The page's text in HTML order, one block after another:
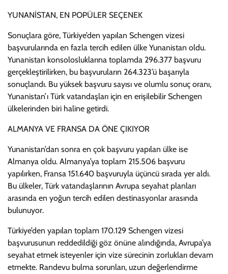
YUNANİSTAN, EN POPÜLER SEÇENEK
Sonuçlara göre, Türkiye’den yapılan Schengen vizesi
başvurularında en fazla tercih edilen ülke Yunanistan oldu.
Yunanistan konsolosluklarına toplamda 296.377 başvuru
gerçekleştirilirken, bu başvuruların 264.323’ü başarıyla
sonuçlandı. Bu yüksek başvuru sayısı ve olumlu sonuç oranı,
Yunanistan’ı Türk vatandaşları için en erişilebilir Schengen
ülkelerinden biri haline getirdi.
ALMANYA VE FRANSA DA ÖNE ÇIKIYOR
Yunanistan’dan sonra en çok başvuru yapılan ülke ise
Almanya oldu. Almanya’ya toplam 215.506 başvuru
yapılırken, Fransa 151.640 başvuruyla üçüncü sırada yer aldı.
Bu ülkeler, Türk vatandaşlarının Avrupa seyahat planları
arasında en yoğun tercih edilen destinasyonlar arasında
bulunuyor.
Türkiye’den yapılan toplam 170.129 Schengen vizesi
başvurusunun reddedildiği göz önüne alındığında, Avrupa’ya
seyahat etmek isteyenler için vize sürecinin zorlukları devam
etmekte. Randevu bulma sorunları, uzun değerlendirme